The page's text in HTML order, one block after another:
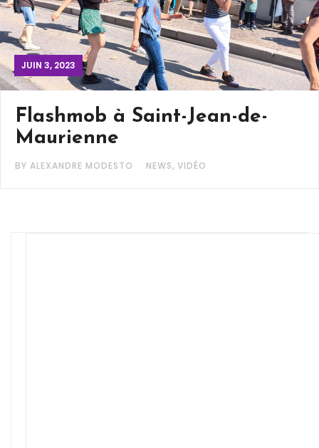
JUIN 3, 2023
Flashmob à Saint-Jean-de-
Maurienne
BY ALEXANDRE MODESTO NEWS, VIDÉO